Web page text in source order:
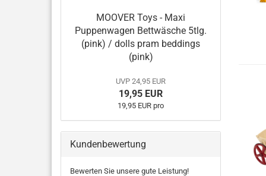
MOOVER Toys - Maxi
Puppenwagen Bettwäsche 5tlg.
(pink) / dolls pram beddings
(pink)
UVP 24,95 EUR
19,95 EUR
19,95 EUR pro
Kundenbewertung
Bewerten Sie unsere gute Leistung!